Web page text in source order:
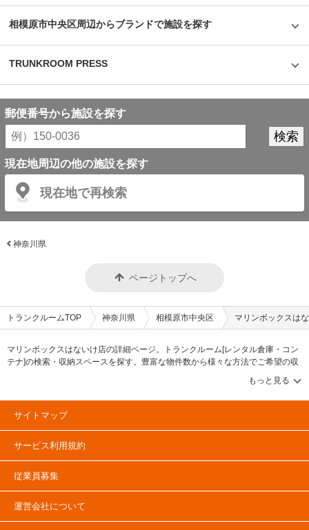
相模原市中央区周辺からブランドで施設を探す
TRUNKROOM PRESS
郵便番号から施設を探す
現在地周辺の他の施設を探す
現在地で再検索
神奈川県
ページトップへ
トランクルームTOP 神奈川県 相模原市中央区 マリンボックスは
マリンボックスはないけ店の詳細ページ。トランクルーム[レンタル倉庫・コン
テナ]の検索・収納スペースを探す。豊富な物件数から様々な方法でご希望の収
納スペースを簡単に探せるトランクルーム情報サイトです。マリンボックスは
ないけ店の住所・最寄りの駅、物件タイプのご紹介や料金表、お得なキャンペ
ーン情報もあります。気になる物件タイプを見つけたら、メールか電話でお問
合せが可能です（無料）。
サイトマップ
サービス利用規約
従業員募集
運営会社について